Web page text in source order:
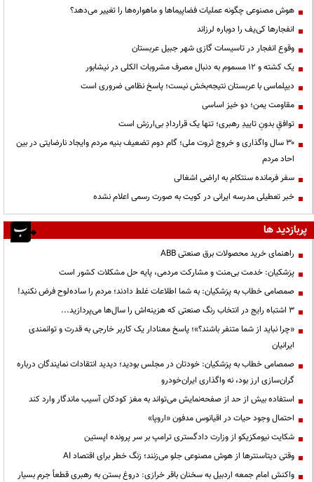
هوش مصنوعی چگونه عملیات فضاپیماها و ماهواره‌ها را تغییر می‌دهد؟
انفجارها کی‌یف را دوباره لرزاند
وقوع انفجار در تاسیسات گازی شهر جبیل عربستان
یک کشته و ۱۲ مسموم به دنبال مصرف مشروبات الکلی در نیشابور
دیپلماسی با عربستان نتیجه‌بخش نیست؛ پاسخ نظامی ضروری است
مقاومت یمن؛ دو خیز اساسی
توافقِ بدونِ تاییدِ رهبری؛ تنها یک قراردادِ بی‌ارزش است
۳۰ سال واگذاری و خروج ثروت ملی؛ گام دوم تضعیف بنیه مردم وایجاد نارضایتی در بین
احاد مردم
سفر فرمانده سنتکام به اراضی اشغالی
خبر تعطیلی مدرسه ایرانی در کویت به صورت رسمی اعلام نشده
پربازدید ها
راهنمای خرید محصولات برق صنعتی ABB
پزشکیان: خدمت بی‌منت و مشارکت مردمی، پایه حل مشکلات کشور است
صمصامی خطاب به پزشکیان: به شما اطلاعات غلط دادند؛ مردم را ساده‌لوح فرض نکنید!
3 اشتباه رایج در انتخاب رنگ صنعتی که هزینه‌اش را سال‌ها می‌پردازید...
«چرا نباید از شما متنفر باشند؟»؛ پاسخ معنادار یک کاربر خارجی به قدرت و توانمندی
ایرانیان
صمصامی خطاب به پزشکیان: خودتان در مجلس بودید؛ دیدید انتقادات نمایندگان درباره
گران‌سازی ارز بود، نه واگذاری ایران‌خودرو
استفاده بیش از حد از صفحه‌نمایش می‌تواند به مغز کودکان آسیب ماندگار وارد کند
احتمال وجود حیات در اقیانوس مدفون «اروپا»
شکایت نیومکزیکو از وزارت دادگستری ترامپ بر سر پرونده اپستین
وقتی دیتاسنترها از هوش مصنوعی جلو می‌زنند؛ زنگ خطر برای اقتصاد AI
واکنش امام جمعه اردبیل به سخنان باقر خرازی: دروغ بستن به رهبری قطعاً جرم بسیار